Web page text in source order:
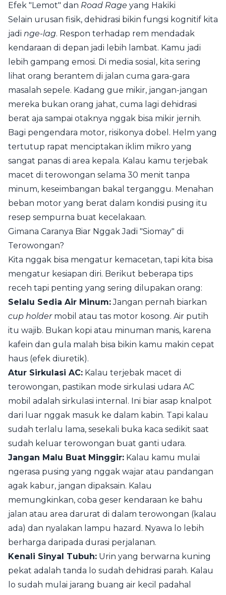
Efek "Lemot" dan Road Rage yang Hakiki
Selain urusan fisik, dehidrasi bikin fungsi kognitif kita
jadi nge-lag. Respon terhadap rem mendadak
kendaraan di depan jadi lebih lambat. Kamu jadi
lebih gampang emosi. Di media sosial, kita sering
lihat orang berantem di jalan cuma gara-gara
masalah sepele. Kadang gue mikir, jangan-jangan
mereka bukan orang jahat, cuma lagi dehidrasi
berat aja sampai otaknya nggak bisa mikir jernih.
Bagi pengendara motor, risikonya dobel. Helm yang
tertutup rapat menciptakan iklim mikro yang
sangat panas di area kepala. Kalau kamu terjebak
macet di terowongan selama 30 menit tanpa
minum, keseimbangan bakal terganggu. Menahan
beban motor yang berat dalam kondisi pusing itu
resep sempurna buat kecelakaan.
Gimana Caranya Biar Nggak Jadi "Siomay" di
Terowongan?
Kita nggak bisa mengatur kemacetan, tapi kita bisa
mengatur kesiapan diri. Berikut beberapa tips
receh tapi penting yang sering dilupakan orang:
Selalu Sedia Air Minum:Jangan pernah biarkan
cup holdermobil atau tas motor kosong. Air putih
itu wajib. Bukan kopi atau minuman manis, karena
kafein dan gula malah bisa bikin kamu makin cepat
haus (efek diuretik).
Atur Sirkulasi AC: Kalau terjebak macet di
terowongan, pastikan mode sirkulasi udara AC
mobil adalah sirkulasi internal. Ini biar asap knalpot
dari luar nggak masuk ke dalam kabin. Tapi kalau
sudah terlalu lama, sesekali buka kaca sedikit saat
sudah keluar terowongan buat ganti udara.
Jangan Malu Buat Minggir: Kalau kamu mulai
ngerasa pusing yang nggak wajar atau pandangan
agak kabur, jangan dipaksain. Kalau
memungkinkan, coba geser kendaraan ke bahu
jalan atau area darurat di dalam terowongan (kalau
ada) dan nyalakan lampu hazard. Nyawa lo lebih
berharga daripada durasi perjalanan.
Kenali Sinyal Tubuh: Urin yang berwarna kuning
pekat adalah tanda lo sudah dehidrasi parah. Kalau
lo sudah mulai jarang buang air kecil padahal